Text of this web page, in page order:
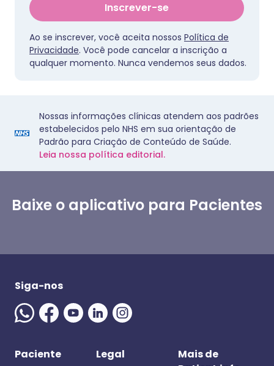
Inscrever-se
Ao se inscrever, você aceita nossos Política de
Privacidade. Você pode cancelar a inscrição a
qualquer momento. Nunca vendemos seus dados.
Nossas informações clínicas atendem aos padrões
estabelecidos pelo NHS em sua orientação de
Padrão para Criação de Conteúdo de Saúde.
Leia nossa política editorial.
Baixe o aplicativo para Pacientes
Siga-nos
Paciente Legal
Mais de